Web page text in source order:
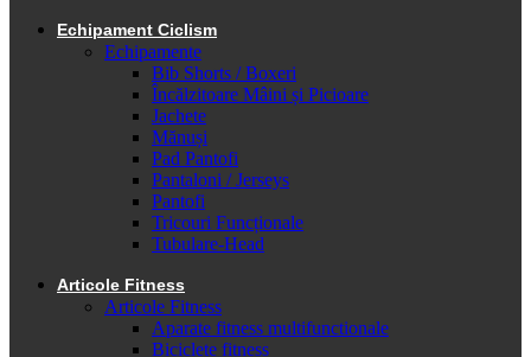
Echipament Ciclism
Echipamente
Bib Shorts / Boxeri
Încălzitoare Mâini și Picioare
Jachete
Mănuși
Pad Pantofi
Pantaloni / Jerseys
Pantofi
Tricouri Funcționale
Tubulare-Head
Articole Fitness
Articole Fitness
Aparate fitness multifunctionale
Biciclete fitness